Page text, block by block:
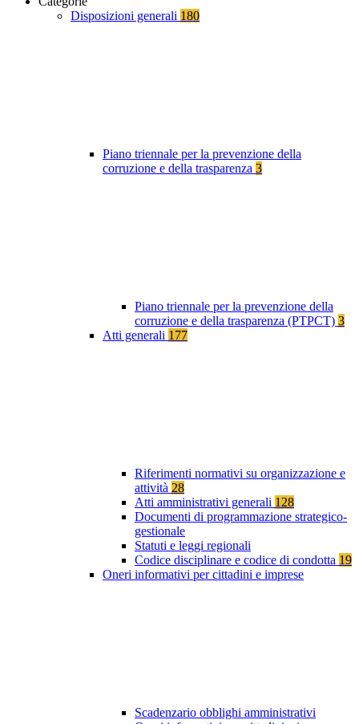
Disposizioni generali 180
Piano triennale per la prevenzione della
corruzione e della trasparenza 3
Piano triennale per la prevenzione della
corruzione e della trasparenza (PTPCT) 3
Atti generali 177
Riferimenti normativi su organizzazione e
attività 28
Atti amministrativi generali 128
Documenti di programmazione strategico-
gestionale
Statuti e leggi regionali
Codice disciplinare e codice di condotta 19
Oneri informativi per cittadini e imprese
Scadenzario obblighi amministrativi